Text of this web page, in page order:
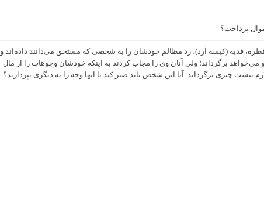
پرداخت؟
فدیه (کیسه آرد)، رد مظالم خودشان را به شخصی که مستحق می‌دانند داده‌اند
می‌خواهد برگرداند؛ ولی آنان وی را مجاب کردند به اینکه خودشان وجوهات را از مال
چیزی برگرداند. آیا این شخص باید صبر کند تا انها وجه را به دیگری بپردازند؟